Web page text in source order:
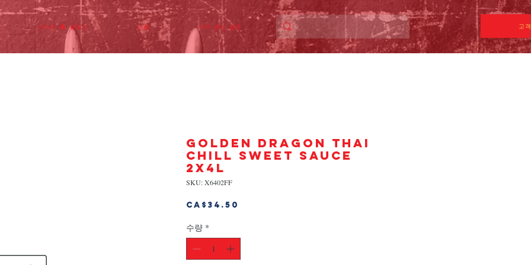
비디오 & 블로그 상품 자주 묻는 질문 고
GOLDEN DRAGON THAI
CHILL SWEET SAUCE
2x4L
SKU: X6402FF
CA$34.50
수량 *